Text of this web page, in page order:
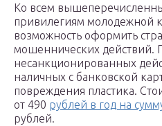
Ко всем
привилегиям молодежной
возможность оформить
мошеннических действий.
несанкционированных
наличных с банковской
повреждения пластика.
от 490 рублей в год на
рублей.